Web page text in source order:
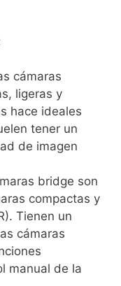
cámaras
ligeras y
hace ideales
tener un
de imagen
bridge son
compactas y
Tienen un
cámaras
manual de la